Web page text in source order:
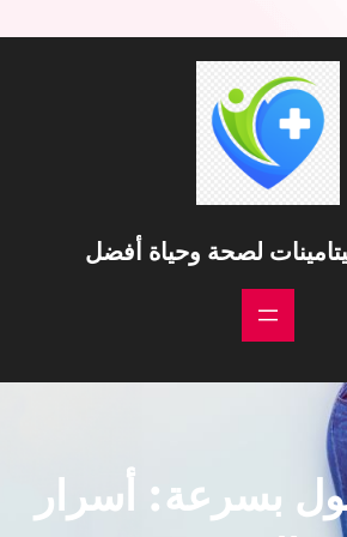
لصحة وحياة أفضل
بسرعة: أسرار